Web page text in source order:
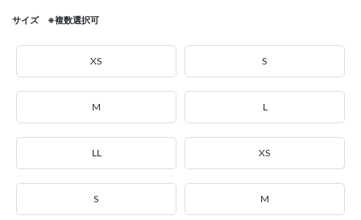
サイズ ※複数選択可
XS S
M L
LL XS
S M